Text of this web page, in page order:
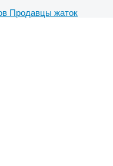
Продавцы жаток